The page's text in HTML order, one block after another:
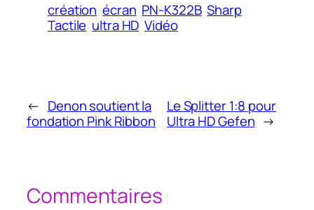
création écran PN-K322B Sharp
Tactile ultra HD Vidéo
← Denon soutient la
fondation Pink Ribbon
Le Splitter 1:8 pour
Ultra HD Gefen →
Commentaires